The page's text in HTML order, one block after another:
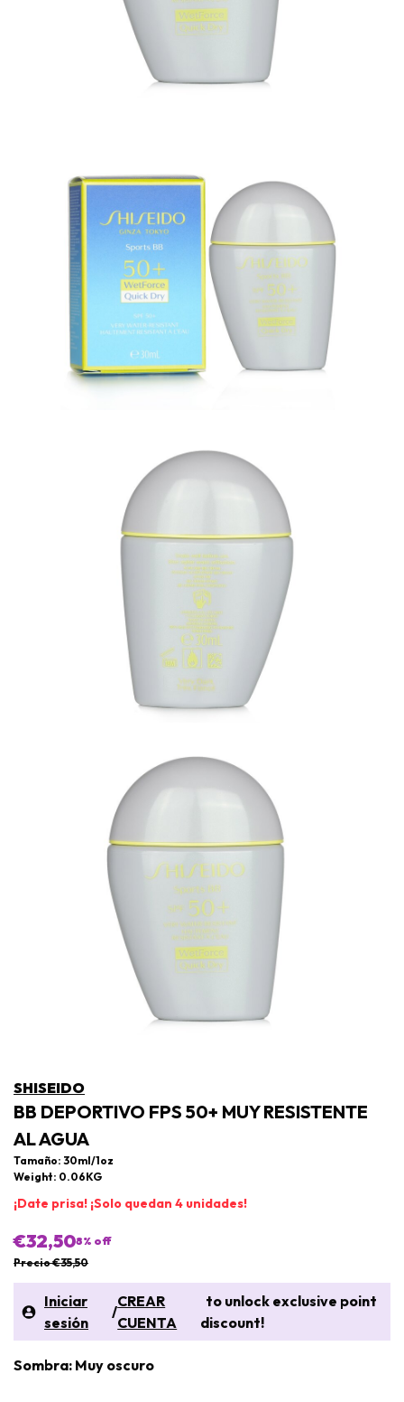
SHISEIDO
BB DEPORTIVO FPS 50+ MUY RESISTENTE
AL AGUA
Tamaño: 30ml/1oz
Weight: 0.06KG
¡Date prisa! ¡Solo quedan 4 unidades!
€32,508% off
Precio €35,50
Iniciar
sesión
/
CREAR
CUENTA
to unlock exclusive point
discount!
Sombra: Muy oscuro